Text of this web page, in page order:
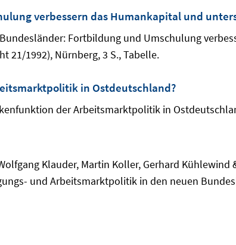
verbessern das Humankapital und
Fortbildung und Umschulung
21/1992), Nürnberg, 3 S., Tabelle.
in Ostdeutschland?
der Arbeitsmarktpolitik in
Klauder, Martin Koller, Gerhard
und Arbeitsmarktpolitik in den neuen